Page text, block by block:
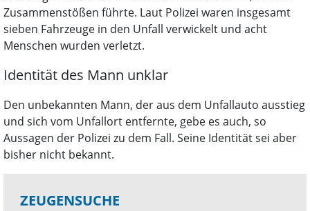
Zusammenstößen führte. Laut Polizei waren insgesamt
sieben Fahrzeuge in den Unfall verwickelt und acht
Menschen wurden verletzt.
Identität des Mann unklar
Den unbekannten Mann, der aus dem Unfallauto ausstieg
und sich vom Unfallort entfernte, gebe es auch, so
Aussagen der Polizei zu dem Fall. Seine Identität sei aber
bisher nicht bekannt.
ZEUGENSUCHE